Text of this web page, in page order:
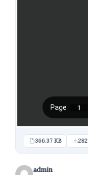
366.37 KB 282
admin